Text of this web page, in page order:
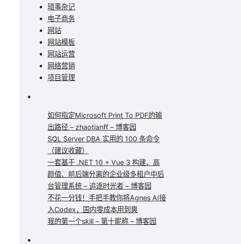
琐事杂记
电子商务
网站
网站模板
网站运营
网络营销
项目管理
如何指定Microsoft Print To PDF的输
出路径 – zhaotianff – 博客园
SQL Server DBA 实用的 100 条命令
（建议收藏）
一套基于 .NET 10 + Vue 3 构建、高
颜值、前后端分离的企业级多租户中后
台管理系统 – 追逐时光者 – 博客园
不花一分钱！手把手教你将Agnes AI接
入Codex，国内零成本用到爽
我的第一个skill – 第十昵称 – 博客园